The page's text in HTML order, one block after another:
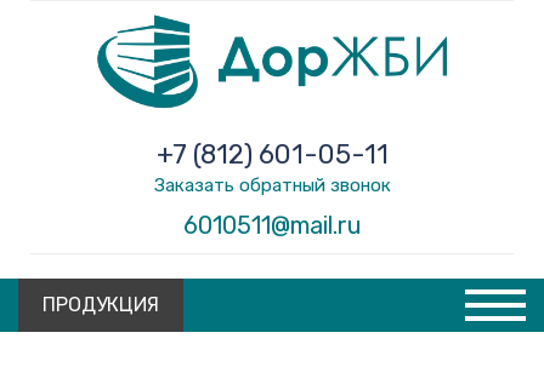
6010511@mail.ru
+7 (812) 601-05-11
Заказать обратный звонок
ПРОДУКЦИЯ